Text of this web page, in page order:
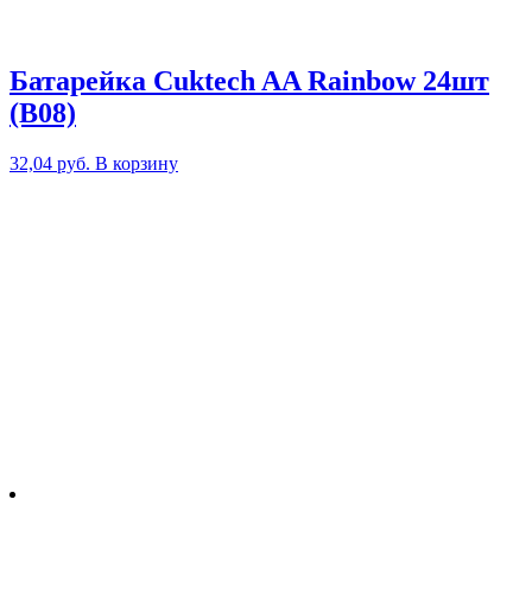
Батарейка Cuktech AA Rainbow 24шт
(B08)
32,04 руб. В корзину